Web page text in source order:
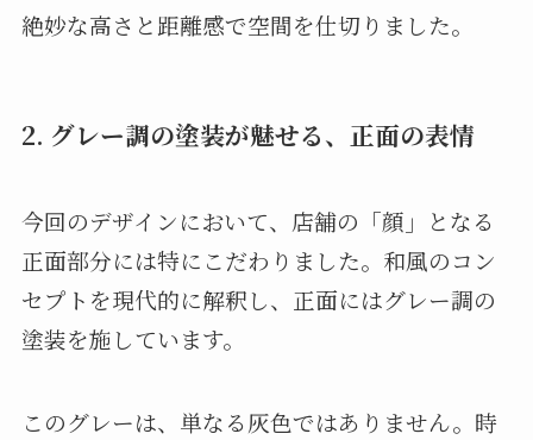
絶妙な高さと距離感で空間を仕切りました。
2. グレー調の塗装が魅せる、正面の表情
今回のデザインにおいて、店舗の「顔」となる
正面部分には特にこだわりました。和風のコン
セプトを現代的に解釈し、正面にはグレー調の
塗装を施しています。
このグレーは、単なる灰色ではありません。時